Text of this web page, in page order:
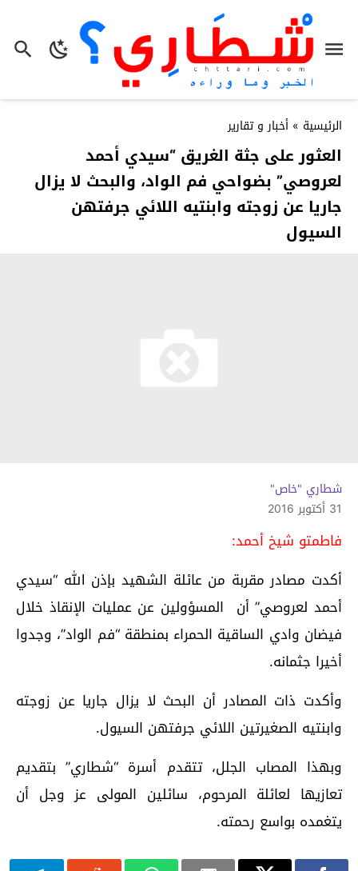
الرئيسية » أخبار و تقارير
العثور على جثة الغريق “سيدي أحمد
لعروصي” بضواحي فم الواد، والبحث لا يزال
جاريا عن زوجته وابنتيه اللائي جرفتهن
السيول
شطاري "خاص"
31 أكتوبر 2016
فاطمتو شيخ أحمد:
أكدت مصادر مقربة من عائلة الشهيد بإذن الله “سيدي
أحمد لعروصي” أن المسؤولين عن عمليات الإنقاذ خلال
فيضان وادي الساقية الحمراء بمنطقة “فم الواد”، وجدوا
أخيرا جثمانه.
وأكدت ذات المصادر أن البحث لا يزال جاريا عن زوجته
وابنتيه الصغيرتين اللائي جرفتهن السيول.
وبهذا المصاب الجلل، تتقدم أسرة “شطاري” بتقديم
تعازيها لعائلة المرحوم، سائلين المولى عز وجل أن
يتغمده بواسع رحمته.